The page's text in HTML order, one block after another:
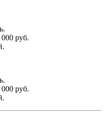
руб.
руб.